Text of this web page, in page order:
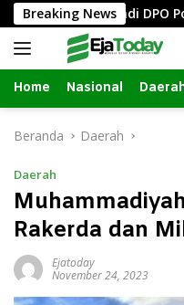
Langsung
ke
konten
Breaking News
Jadi DPO Polres
Home Nasional
Beranda Daerah
Daerah
Rakerda dan
Ejatoday
November 24, 2023